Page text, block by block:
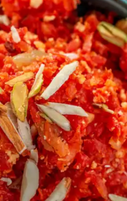
का हलवा​
अलग है। इसे बनाने के लिए मूंग की
इलायची चाहिए।